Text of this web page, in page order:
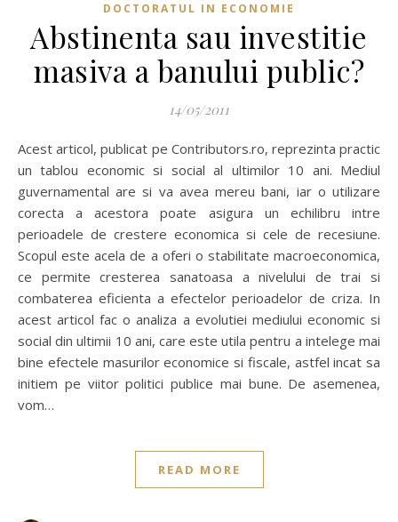
DOCTORATUL IN ECONOMIE
Abstinenta sau investitie
masiva a banului public?
14/05/2011
Acest articol, publicat pe Contributors.ro, reprezinta practic
un tablou economic si social al ultimilor 10 ani. Mediul
guvernamental are si va avea mereu bani, iar o utilizare
corecta a acestora poate asigura un echilibru intre
perioadele de crestere economica si cele de recesiune.
Scopul este acela de a oferi o stabilitate macroeconomica,
ce permite cresterea sanatoasa a nivelului de trai si
combaterea eficienta a efectelor perioadelor de criza. In
acest articol fac o analiza a evolutiei mediului economic si
social din ultimii 10 ani, care este utila pentru a intelege mai
bine efectele masurilor economice si fiscale, astfel incat sa
initiem pe viitor politici publice mai bune. De asemenea,
vom…
READ MORE